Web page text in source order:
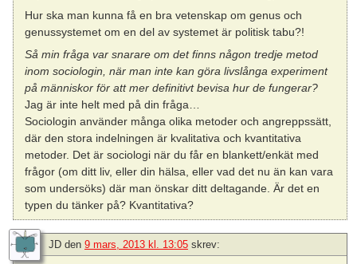
Hur ska man kunna få en bra vetenskap om genus och
genussystemet om en del av systemet är politisk tabu?!
Så min fråga var snarare om det finns någon tredje metod
inom sociologin, när man inte kan göra livslånga experiment
på människor för att mer definitivt bevisa hur de fungerar?
Jag är inte helt med på din fråga…
Sociologin använder många olika metoder och angreppssätt,
där den stora indelningen är kvalitativa och kvantitativa
metoder. Det är sociologi när du får en blankett/enkät med
frågor (om ditt liv, eller din hälsa, eller vad det nu än kan vara
som undersöks) där man önskar ditt deltagande. Är det en
typen du tänker på? Kvantitativa?
JD den 9 mars, 2013 kl. 13:05 skrev: